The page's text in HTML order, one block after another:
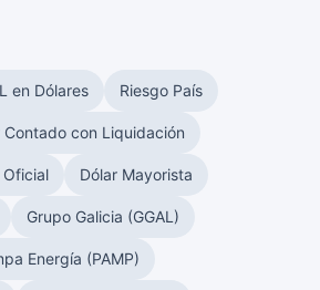
en Dólares Riesgo País
Contado con Liquidación
Oficial Dólar Mayorista
Grupo Galicia (GGAL)
Energía (PAMP)